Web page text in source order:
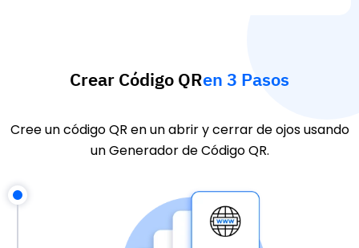
Crear Código QRen 3 Pasos
Cree un código QR en un abrir y cerrar de ojos usando
un Generador de Código QR.